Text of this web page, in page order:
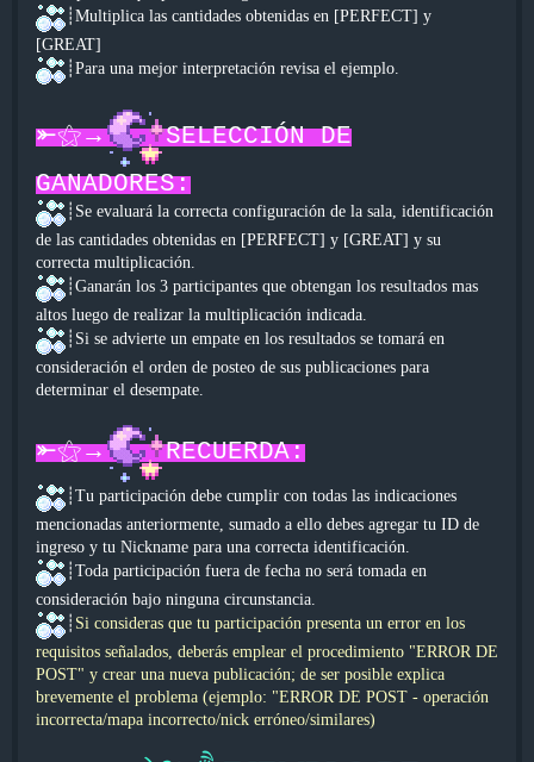
┊Multiplica las cantidades obtenidas en [PERFECT] y
[GREAT]
┊Para una mejor interpretación revisa el ejemplo.
⤜⚝→
SELECCIÓN DE
GANADORES:
┊Se evaluará la correcta configuración de la sala, identificación
de las cantidades obtenidas en [PERFECT] y [GREAT] y su
correcta multiplicación.
┊Ganarán los 3 participantes que obtengan los resultados mas
altos luego de realizar la multiplicación indicada.
┊Si se advierte un empate en los resultados se tomará en
consideración el orden de posteo de sus publicaciones para
determinar el desempate.
⤜⚝→ RECUERDA:
┊Tu participación debe cumplir con todas las indicaciones
mencionadas anteriormente, sumado a ello debes agregar tu ID de
ingreso y tu Nickname para una correcta identificación.
┊Toda participación fuera de fecha no será tomada en
consideración bajo ninguna circunstancia.
┊ Si consideras que tu participación presenta un error en los
requisitos señalados, deberás emplear el procedimiento "ERROR DE
POST" y crear una nueva publicación; de ser posible explica
brevemente el problema (ejemplo: "ERROR DE POST - operación
incorrecta/mapa incorrecto/nick erróneo/similares)